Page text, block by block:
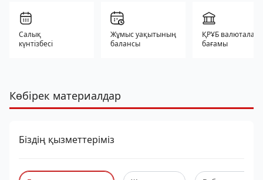
Салық
күнтізбесі
Жұмыс уақытының
балансы
ҚРҰБ валюталар
бағамы
Көбірек материалдар
Біздің қызметтеріміз